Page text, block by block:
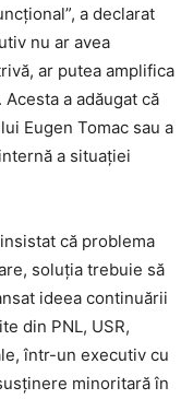
a declarat
nu ar avea
ar putea amplifica
a adăugat că
Eugen Tomac sau a
a situației
că problema
soluția trebuie să
ideea continuării
din PNL, USR,
într-un executiv cu
minoritară în